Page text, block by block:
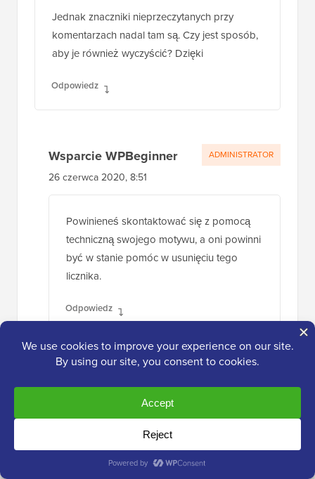
Jednak znaczniki nieprzeczytanych przy
komentarzach nadal tam są. Czy jest sposób,
aby je również wyczyścić? Dzięki
Odpowiedz
Wsparcie WPBeginner
26 czerwca 2020, 8:51
Powinieneś skontaktować się z pomocą
techniczną swojego motywu, a oni powinni
być w stanie pomóc w usunięciu tego
licznika.
Odpowiedz
ADMINISTRATOR
Rid
Dziękuję bardzo. Naprawdę uznałem to za